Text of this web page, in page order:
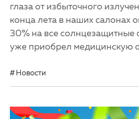
глаза от избыточного
конца лета в наших салонах
30% на все солнцезащитные
уже приобрел медицинскую
Новости